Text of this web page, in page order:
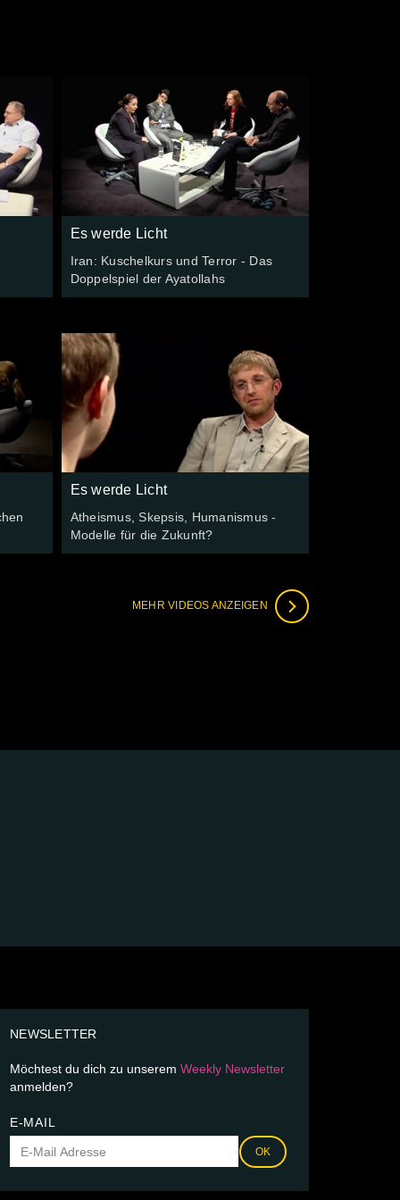
Es werde Licht
Iran: Kuschelkurs und Terror - Das
Doppelspiel der Ayatollahs
Es werde Licht
Atheismus, Skepsis, Humanismus -
Modelle für die Zukunft?
MEHR VIDEOS ANZEIGEN
NEWSLETTER
Möchtest du dich zu unserem Weekly Newsletter
anmelden?
E-MAIL
OK